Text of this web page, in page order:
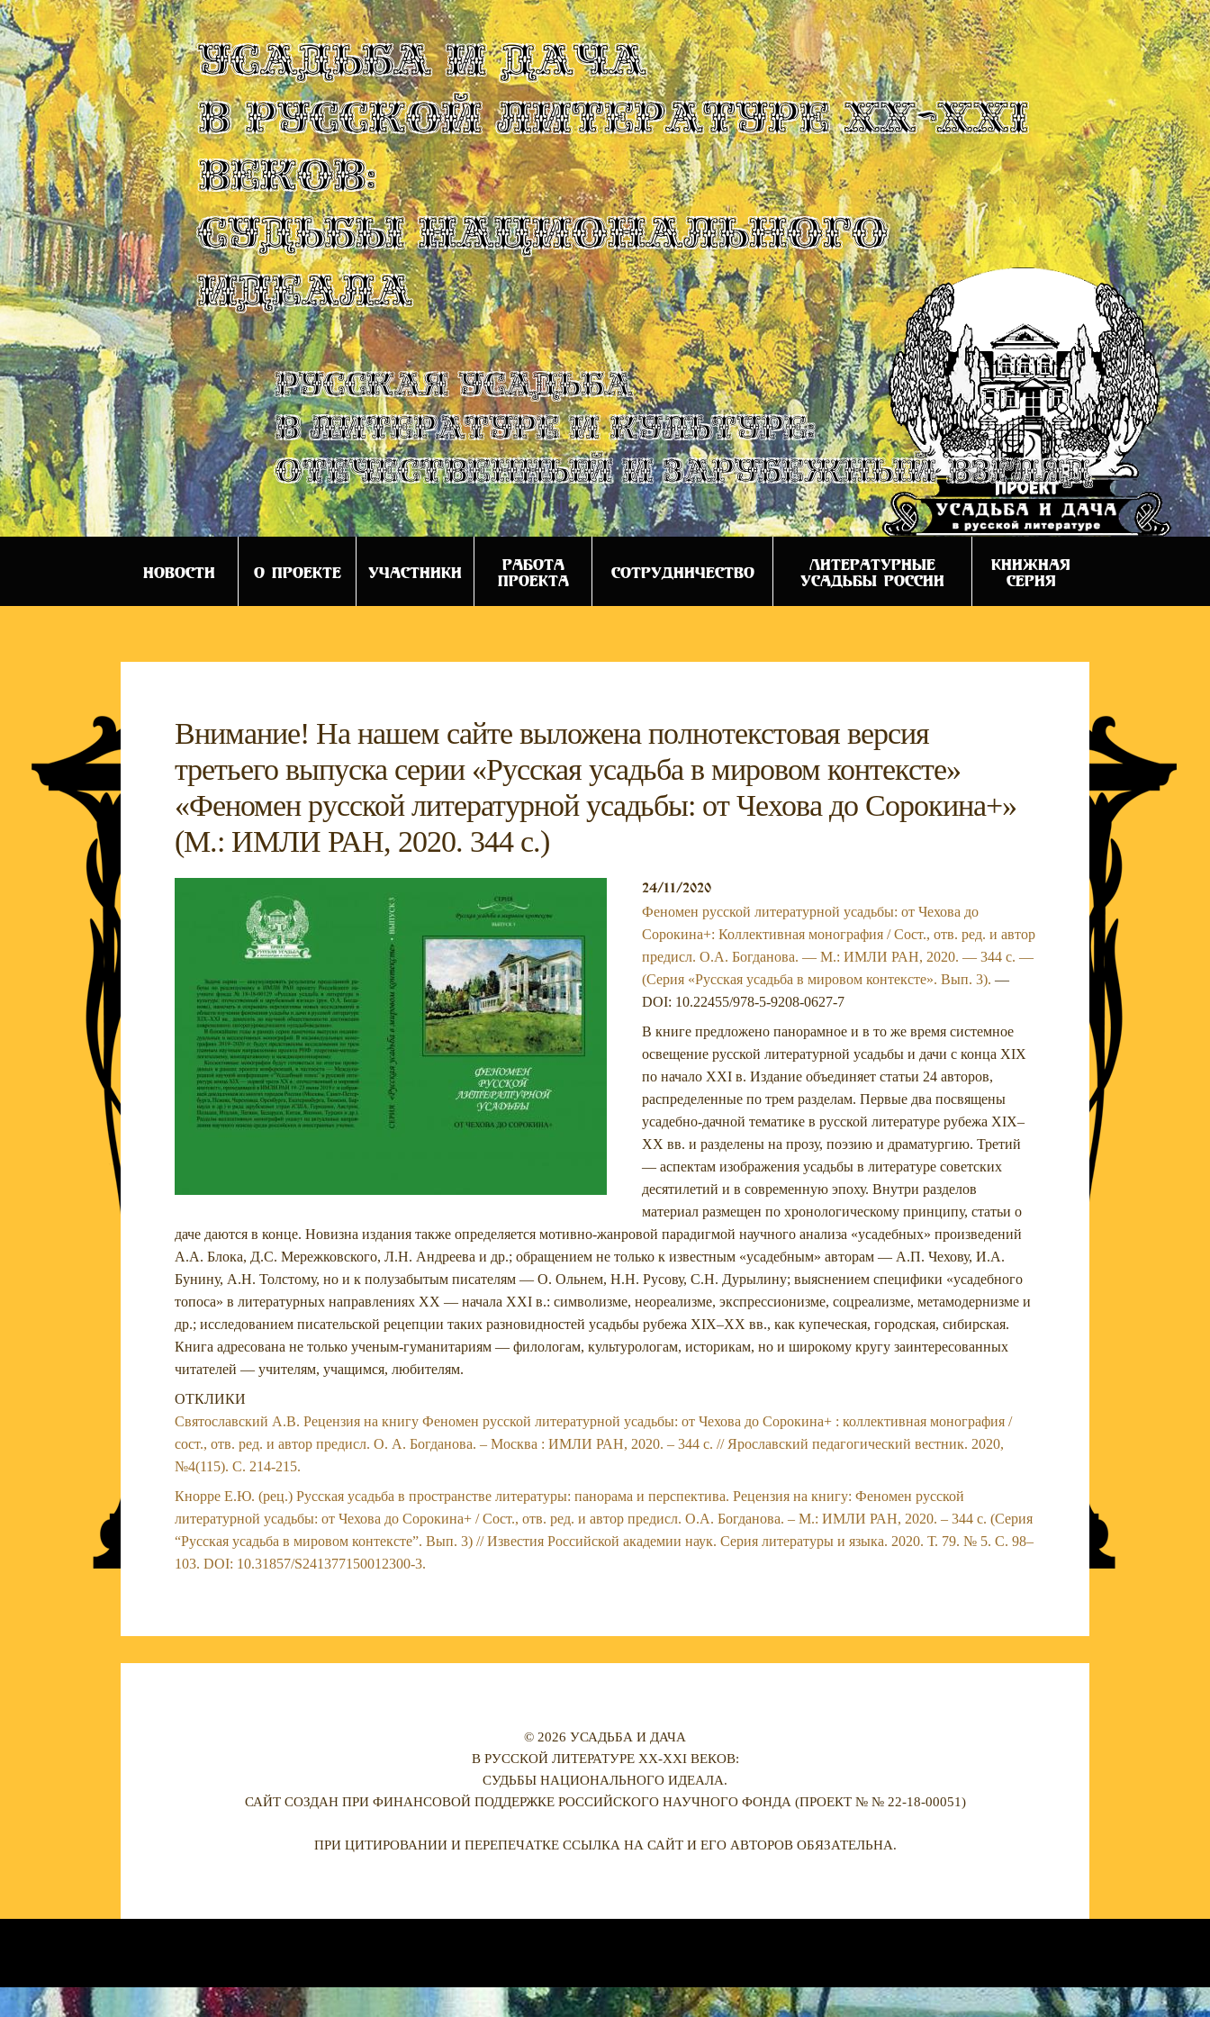
УСАДЬБА И ДАЧА
В РУССКОЙ ЛИТЕРАТУРЕ XX-XXI
ВЕКОВ:
СУДЬБЫ НАЦИОНАЛЬНОГО
ИДЕАЛА
Русская усадьба
в литературе и культуре:
отечественный и зарубежный взгляд
НОВОСТИ О ПРОЕКТЕ УЧАСТНИКИ
РАБОТА
ПРОЕКТА
СОТРУДНИЧЕСТВО
ЛИТЕРАТУРНЫЕ
УСАДЬБЫ РОССИИ
КНИЖНАЯ
СЕРИЯ
Внимание! На нашем сайте выложена полнотекстовая версия
третьего выпуска серии «Русская усадьба в мировом контексте»
«Феномен русской литературной усадьбы: от Чехова до Сорокина+»
(М.: ИМЛИ РАН, 2020. 344 с.)
24/11/2020
Феномен русской литературной усадьбы: от Чехова до
Сорокина+: Коллективная монография / Сост., отв. ред. и автор
предисл. О.А. ­Богданова. — М.: ИМЛИ РАН, 2020. — 344 с. —
(Серия «Русская усадьба в мировом контексте». Вып. 3). —
DOI: 10.22455/978-5-9208-0627-7
В книге предложено панорамное и в то же время системное
освещение русской литературной усадьбы и дачи с конца XIX
по начало XXI в. Издание объединяет статьи 24 авторов,
распределенные по трем разделам. Первые два посвящены
усадебно-дачной тематике в русской литературе рубежа XIX–
XX вв. и разделены на прозу, поэзию и драматургию. Третий
— аспектам изображения усадьбы в литературе советских
десятилетий и в современную эпоху. Внутри разделов
материал размещен по хронологическому принципу, статьи о
даче даются в конце. Новизна издания также определяется мотивно-жанровой парадигмой научного анализа «усадебных» произведений
А.А. Блока, Д.С. Мережковского, Л.Н. Андреева и др.; обращением не только к известным «усадебным» авторам — А.П. Чехову, И.А.
Бунину, А.Н. Толстому, но и к полузабытым писателям — О. Ольнем, Н.Н. Русову, С.Н. Дурылину; выяснением специфики «усадебного
топоса» в литературных направлениях XX — начала XXI в.: символизме, неореализме, экспрессионизме, соцреализме, метамодернизме и
др.; исследованием писательской рецепции таких разновидностей усадьбы рубежа XIX–XX вв., как купеческая, городская, сибирская.
Книга адресована не только ученым-гуманитариям — филологам, культурологам, историкам, но и широкому кругу заинтересованных
читателей — учителям, учащимся, любителям.
ОТКЛИКИ
Святославский А.В. Рецензия на книгу Феномен русской литературной усадьбы: от Чехова до Сорокина+ : коллективная монография /
сост., отв. ред. и автор предисл. О. А. Богданова. – Москва : ИМЛИ РАН, 2020. – 344 с. // Ярославский педагогический вестник. 2020,
№4(115). С. 214-215.
Кнорре Е.Ю. (рец.) Русская усадьба в пространстве литературы: панорама и перспектива. Рецензия на книгу: Феномен русской
литературной усадьбы: от Чехова до Сорокина+ / Сост., отв. ред. и автор предисл. О.А. Богданова. – М.: ИМЛИ РАН, 2020. – 344 с. (Серия
“Русская усадьба в мировом контексте”. Вып. 3) // Известия Российской академии наук. Серия литературы и языка. 2020. Т. 79. № 5. С. 98–
103. DOI: 10.31857/S241377150012300-3.
© 2026 УСАДЬБА И ДАЧА
В РУССКОЙ ЛИТЕРАТУРЕ XX-XXI ВЕКОВ:
СУДЬБЫ НАЦИОНАЛЬНОГО ИДЕАЛА.
САЙТ СОЗДАН ПРИ ФИНАНСОВОЙ ПОДДЕРЖКЕ РОССИЙСКОГО НАУЧНОГО ФОНДА (ПРОЕКТ № № 22-18-00051)
ПРИ ЦИТИРОВАНИИ И ПЕРЕПЕЧАТКЕ ССЫЛКА НА САЙТ И ЕГО АВТОРОВ ОБЯЗАТЕЛЬНА.